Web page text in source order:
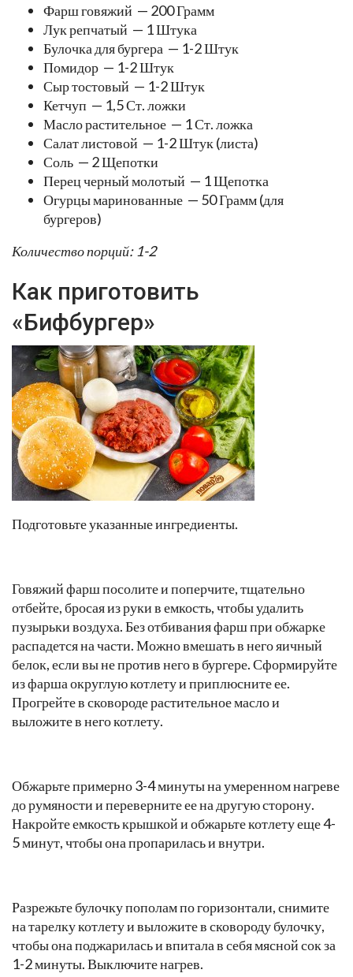
Фарш говяжий — 200 Грамм
Лук репчатый — 1 Штука
Булочка для бургера — 1-2 Штук
Помидор — 1-2 Штук
Сыр тостовый — 1-2 Штук
Кетчуп — 1,5 Ст. ложки
Масло растительное — 1 Ст. ложка
Салат листовой — 1-2 Штук (листа)
Соль — 2 Щепотки
Перец черный молотый — 1 Щепотка
Огурцы маринованные — 50 Грамм (для
бургеров)
Количество порций: 1-2
Как приготовить
«Бифбургер»
Подготовьте указанные ингредиенты.
Говяжий фарш посолите и поперчите, тщательно
распадется на части. Можно вмешать в него яичный
белок, если вы не против него в бургере. Сформируйте
из фарша округлую котлету и приплюсните ее.
Прогрейте в сковороде растительное масло и
Обжарьте примерно 3-4 минуты на умеренном нагреве
до румяности и переверните ее на другую сторону.
Накройте емкость крышкой и обжарьте котлету еще 4-